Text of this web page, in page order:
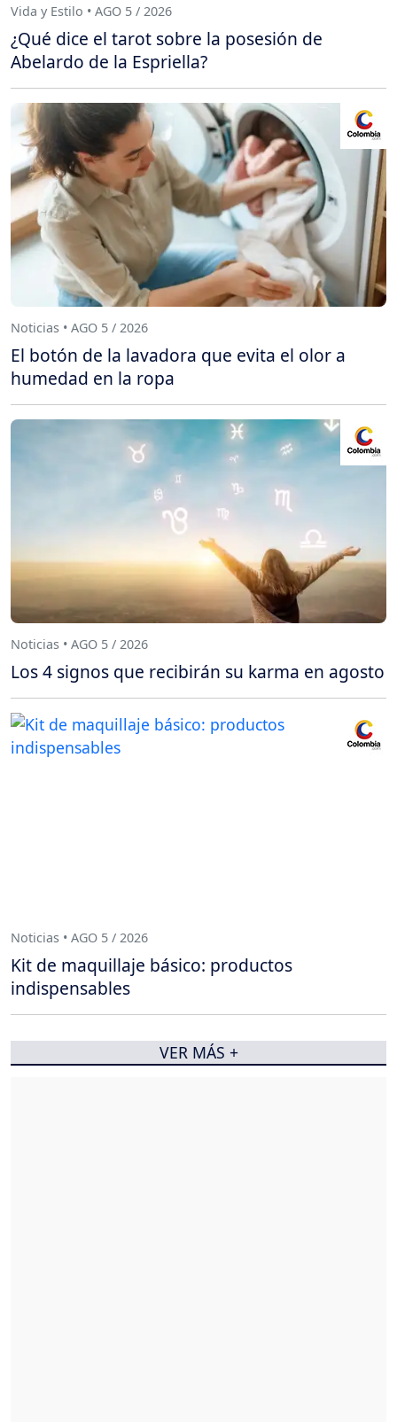
Vida y Estilo • AGO 5 / 2026
¿Qué dice el tarot sobre la posesión de
Abelardo de la Espriella?
Noticias • AGO 5 / 2026
El botón de la lavadora que evita el olor a
humedad en la ropa
Noticias • AGO 5 / 2026
Los 4 signos que recibirán su karma en agosto
Noticias • AGO 5 / 2026
Kit de maquillaje básico: productos
indispensables
VER MÁS +